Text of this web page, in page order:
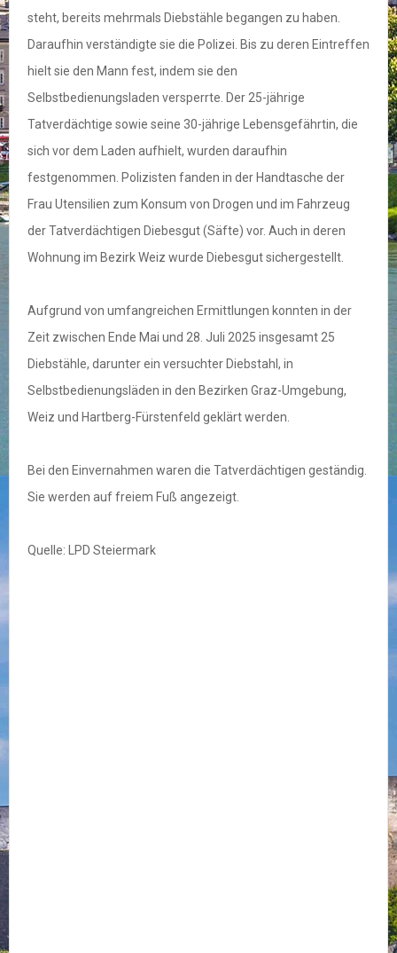
steht, bereits mehrmals Diebstähle begangen zu haben.
Daraufhin verständigte sie die Polizei. Bis zu deren Eintreffen
hielt sie den Mann fest, indem sie den
Selbstbedienungsladen versperrte. Der 25-jährige
Tatverdächtige sowie seine 30-jährige Lebensgefährtin, die
sich vor dem Laden aufhielt, wurden daraufhin
festgenommen. Polizisten fanden in der Handtasche der
Frau Utensilien zum Konsum von Drogen und im Fahrzeug
der Tatverdächtigen Diebesgut (Säfte) vor. Auch in deren
Wohnung im Bezirk Weiz wurde Diebesgut sichergestellt.
Aufgrund von umfangreichen Ermittlungen konnten in der
Zeit zwischen Ende Mai und 28. Juli 2025 insgesamt 25
Diebstähle, darunter ein versuchter Diebstahl, in
Selbstbedienungsläden in den Bezirken Graz-Umgebung,
Weiz und Hartberg-Fürstenfeld geklärt werden.
Bei den Einvernahmen waren die Tatverdächtigen geständig.
Sie werden auf freiem Fuß angezeigt.
Quelle: LPD Steiermark